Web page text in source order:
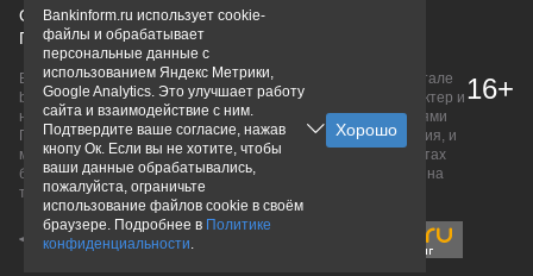
О проектеПолитика конфиденциальности
Правовая информацияДля рекламодателей
Вся информация о продуктах банков, размещенная на портале
bankinform.ru, носит исключительно ознакомительный характер и
не является публичной офертой, определяемой положениями
ГК РФ. Информация не содержит точного и полного описания, и
может быть изменена. Конечные условия уточняйте на сайтах
банков или при личном обращении. Исключительное право на
товарные знаки принадлежит их правообладателям.
16+
Bankinform.ru использует cookie-
файлы и обрабатывает
персональные данные с
использованием Яндекс Метрики,
Google Analytics. Это улучшает работу
сайта и взаимодействие с ним.
Подтвердите ваше согласие, нажав
кнопу Ок. Если вы не хотите, чтобы
ваши данные обрабатывались,
пожалуйста, ограничьте
использование файлов cookie в своём
браузере. Подробнее в Политике
конфиденциальности.